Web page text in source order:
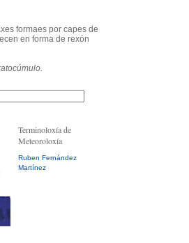
formaes por capes de
en forma de rexón
Terminoloxía de
Meteoroloxía
Ruben Fernández
Martínez